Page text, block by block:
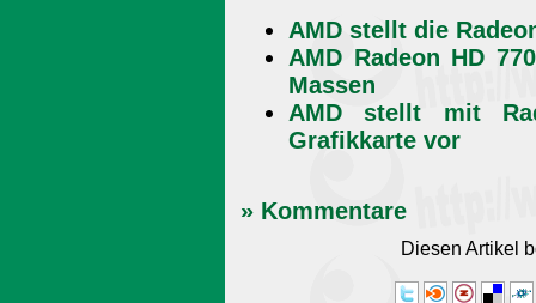
AMD stellt die
AMD Radeon HD
Massen
AMD stellt mit
Grafikkarte vor
» Kommentare
Diesen Artikel